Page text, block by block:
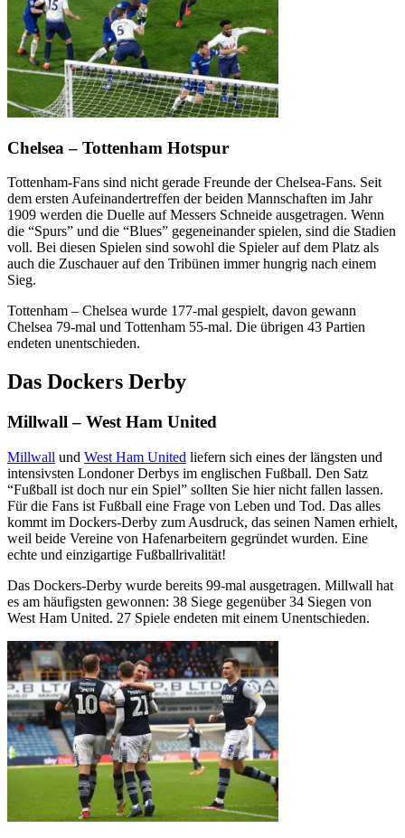
Chelsea – Tottenham Hotspur
Tottenham-Fans sind nicht gerade Freunde der Chelsea-Fans. Seit
dem ersten Aufeinandertreffen der beiden Mannschaften im Jahr
1909 werden die Duelle auf Messers Schneide ausgetragen. Wenn
die “Spurs” und die “Blues” gegeneinander spielen, sind die Stadien
voll. Bei diesen Spielen sind sowohl die Spieler auf dem Platz als
auch die Zuschauer auf den Tribünen immer hungrig nach einem
Sieg.
Tottenham – Chelsea wurde 177-mal gespielt, davon gewann
Chelsea 79-mal und Tottenham 55-mal. Die übrigen 43 Partien
endeten unentschieden.
Das Dockers Derby
Millwall – West Ham United
Millwall und West Ham United liefern sich eines der längsten und
intensivsten Londoner Derbys im englischen Fußball. Den Satz
“Fußball ist doch nur ein Spiel” sollten Sie hier nicht fallen lassen.
Für die Fans ist Fußball eine Frage von Leben und Tod. Das alles
kommt im Dockers-Derby zum Ausdruck, das seinen Namen erhielt,
weil beide Vereine von Hafenarbeitern gegründet wurden. Eine
echte und einzigartige Fußballrivalität!
Das Dockers-Derby wurde bereits 99-mal ausgetragen. Millwall hat
es am häufigsten gewonnen: 38 Siege gegenüber 34 Siegen von
West Ham United. 27 Spiele endeten mit einem Unentschieden.